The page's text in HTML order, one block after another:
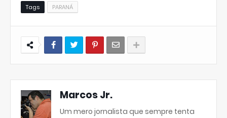
Tags PARANÁ
Marcos Jr.
Um mero jornalista que sempre tenta